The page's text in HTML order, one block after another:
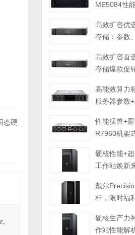
态硬
ME5084性
高效扩容优
存储：参数
高效扩容首
存储爆款促
高能效算力
服务器参数
性能猛兽+
R7960机架
硬核性能+
工作站焕新
戴尔
杆，限时福
硬核生产力
作站性能解